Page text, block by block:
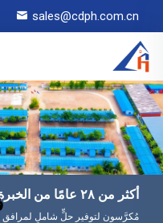
sales@cdph.com.cn
أكثر من ٢٨ عامًا من الخبرة
مُكرَّسون لتوفير حلٍّ شاملٍ لمرافق